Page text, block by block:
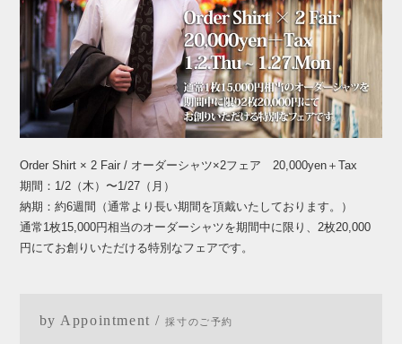
Order Shirt × 2 Fair / オーダーシャツ×2フェア 20,000yen＋Tax
期間：1/2（木）〜1/27（月）
納期：約6週間（通常より長い期間を頂戴いたしております。）
通常1枚15,000円相当のオーダーシャツを期間中に限り、2枚20,000
円にてお創りいただける特別なフェアです。
by Appointment /採寸のご予約